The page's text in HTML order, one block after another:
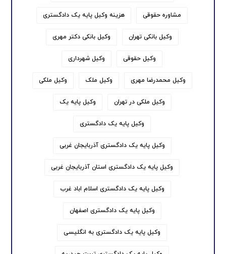
مشاوره حقوقی هزینه وکیل پایه یک دادگستری
وکیل بانکی تهران وکیل بانکی دکتر مهری
وکیل حقوقی وکیل شهرداری
وکیل محمدرضا مهری وکیل ملک وکیل ملکی
وکیل ملکی در تهران وکیل پایه یک
وکیل پایه یک دادگستری
وکیل پایه یک دادگستری آذربایجان غربی
وکیل پایه یک دادگستری استان آذربایجان غربی
وکیل پایه یک دادگستری اسلام اباد غرب
وکیل پایه یک دادگستری اصفهان
وکیل پایه یک دادگستری به انگلیسی